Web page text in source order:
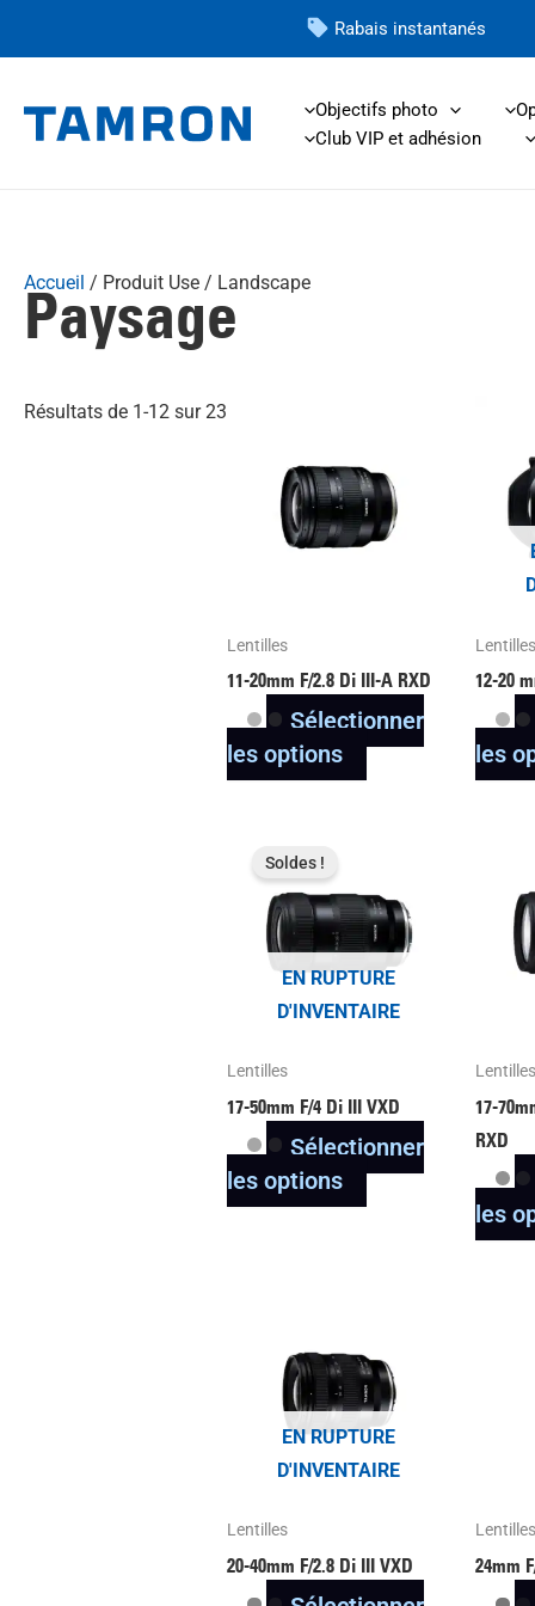
Rabais instantanés
Objectifs photo
Club VIP et adhésion
Accueil / Produit Use / Landscape
Paysage
Résultats de 1-12 sur 23
Lentilles
11-20mm F/2.8 Di III-A RXD
Sélectionner
les options
a
plusieurs
variantes.
être
choisies
sur
la
Lentilles
12-20
les
EN RUPTURE
D'INVENTAIRE
Soldes !
Lentilles
17-50mm F/4 Di III VXD
Sélectionner
les options
a
plusieurs
variantes.
Les
être
choisies
sur
la
Lentilles
17-
RXD
les
EN RUPTURE
D'INVENTAIRE
Lentilles
20-40mm F/2.8 Di III VXD
a
plusieurs
variantes.
Les
être
choisies
Lentilles
24mm